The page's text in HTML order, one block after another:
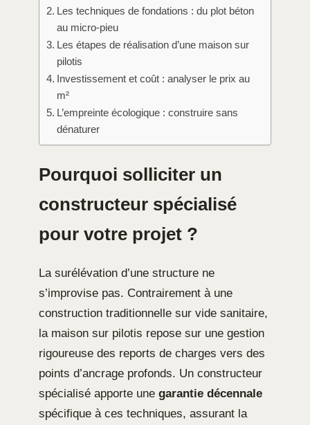
Les techniques de fondations : du plot béton
au micro-pieu
Les étapes de réalisation d’une maison sur
pilotis
Investissement et coût : analyser le prix au
m²
L’empreinte écologique : construire sans
dénaturer
Pourquoi solliciter un
constructeur spécialisé
pour votre projet ?
La surélévation d’une structure ne
s’improvise pas. Contrairement à une
construction traditionnelle sur vide sanitaire,
la maison sur pilotis repose sur une gestion
rigoureuse des reports de charges vers des
points d’ancrage profonds. Un constructeur
spécialisé apporte une garantie décennale
spécifique à ces techniques, assurant la